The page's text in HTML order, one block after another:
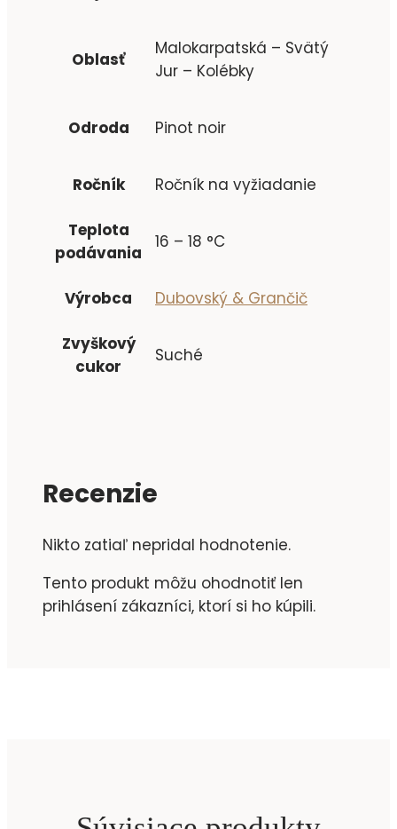
Oblasť
Malokarpatská – Svätý
Jur – Kolébky
Odroda Pinot noir
Ročník Ročník na vyžiadanie
Teplota
podávania
16 – 18 °C
Výrobca Dubovský & Grančič
Zvyškový
cukor
Suché
Recenzie
Nikto zatiaľ nepridal hodnotenie.
Tento produkt môžu ohodnotiť len
prihlásení zákazníci, ktorí si ho kúpili.